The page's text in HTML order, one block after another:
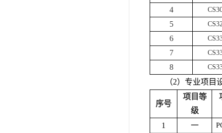
4
5
6
7
8
（2）专业项目
序号
项目等
级
1 一